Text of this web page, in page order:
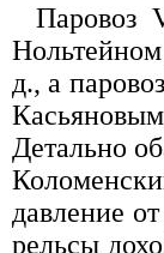
Паровоз
д., а
Детально
давление
рельсы